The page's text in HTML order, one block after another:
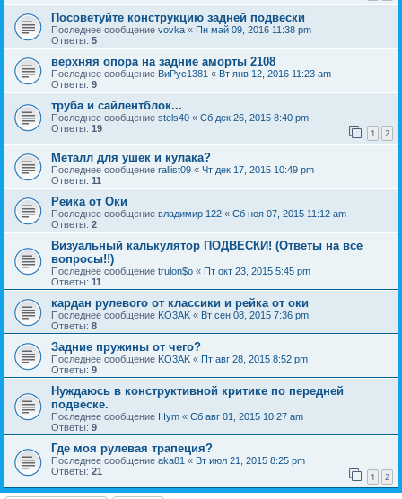
Посоветуйте конструкцию задней подвески
Последнее сообщение vovka « Пн май 09, 2016 11:38 pm
Ответы: 5
верхняя опора на задние аморты 2108
Последнее сообщение ВиРус1381 « Вт янв 12, 2016 11:23 am
Ответы: 9
труба и сайлентблок...
Последнее сообщение stels40 « Сб дек 26, 2015 8:40 pm
Ответы: 19 1 2
Металл для ушек и кулака?
Последнее сообщение rallist09 « Чт дек 17, 2015 10:49 pm
Ответы: 11
Реика от Оки
Последнее сообщение владимир 122 « Сб ноя 07, 2015 11:12 am
Ответы: 2
Визуальный калькулятор ПОДВЕСКИ! (Ответы на все
вопросы!!)
Последнее сообщение trulon$o « Пт окт 23, 2015 5:45 pm
Ответы: 11
кардан рулевого от классики и рейка от оки
Последнее сообщение KO3AK « Вт сен 08, 2015 7:36 pm
Ответы: 8
Задние пружины от чего?
Последнее сообщение KO3AK « Пт авг 28, 2015 8:52 pm
Ответы: 9
Нуждаюсь в конструктивной критике по передней
подвеске.
Последнее сообщение IIIym « Сб авг 01, 2015 10:27 am
Ответы: 9
Где моя рулевая трапеция?
Последнее сообщение aka81 « Вт июл 21, 2015 8:25 pm
Ответы: 21 1 2